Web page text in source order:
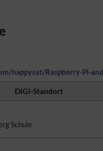
happysat/Raspberry-Pi-
DIGI-Standort
Schule